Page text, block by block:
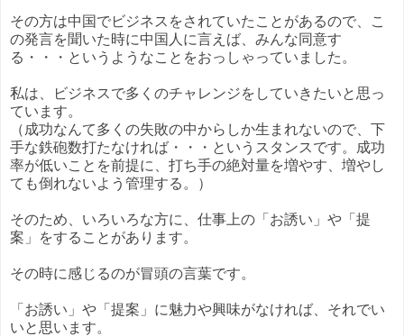
その方は中国でビジネスをされていたことがあるので、こ
の発言を聞いた時に中国人に言えば、みんな同意す
る・・・というようなことをおっしゃっていました。
私は、ビジネスで多くのチャレンジをしていきたいと思っ
ています。
（成功なんて多くの失敗の中からしか生まれないので、下
手な鉄砲数打たなければ・・・というスタンスです。成功
率が低いことを前提に、打ち手の絶対量を増やす、増やし
ても倒れないよう管理する。）
そのため、いろいろな方に、仕事上の「お誘い」や「提
案」をすることがあります。
その時に感じるのが冒頭の言葉です。
「お誘い」や「提案」に魅力や興味がなければ、それでい
いと思います。